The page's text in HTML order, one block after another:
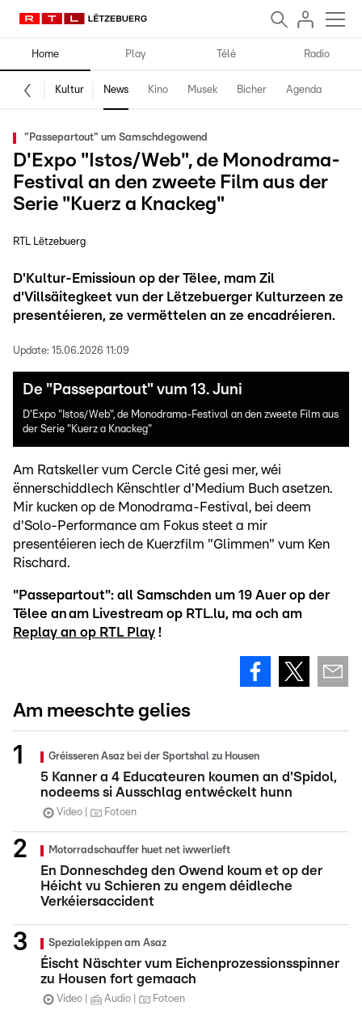
Home Play Télé Radio
Kultur News Kino Musek Bicher Agenda
"Passepartout" um Samschdegowend
D'Expo "Istos/Web", de Monodrama-
Festival an den zweete Film aus der
Serie "Kuerz a Knackeg"
RTL Lëtzebuerg
D'Kultur-Emissioun op der Tëlee, mam Zil
d'Villsäitegkeet vun der Lëtzebuerger Kulturzeen ze
presentéieren, ze vermëttelen an ze encadréieren.
Update: 15.06.2026 11:09
De "Passepartout" vum 13. Juni
D'Expo "Istos/Web", de Monodrama-Festival an den zweete Film aus
der Serie "Kuerz a Knackeg"
Am Ratskeller vum Cercle Cité gesi mer, wéi
ënnerschiddlech Kënschtler d'Medium Buch asetzen.
Mir kucken op de Monodrama-Festival, bei deem
d'Solo-Performance am Fokus steet a mir
presentéieren iech de Kuerzfilm "Glimmen" vum Ken
Rischard.
"Passepartout": all Samschden um 19 Auer op der
Tëlee an am Livestream op RTL.lu, ma och am
Replay an op RTL Play !
Am meeschte gelies
Gréisseren Asaz bei der Sportshal zu Housen
5 Kanner a 4 Educateuren koumen an d'Spidol,
nodeems si Ausschlag entwéckelt hunn
Video Fotoen
Motorradschauffer huet net iwwerlieft
En Donneschdeg den Owend koum et op der
Héicht vu Schieren zu engem déidleche
Verkéiersaccident
Spezialekippen am Asaz
Éischt Näschter vum Eichenprozessionsspinner
zu Housen fort gemaach
Video Audio Fotoen